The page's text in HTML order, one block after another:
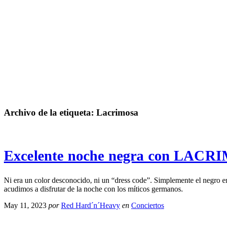
Archivo de la etiqueta: Lacrimosa
Excelente noche negra con
Ni era un color desconocido, ni un “dress code”. Simplemente el
acudimos a disfrutar de la noche con los míticos germanos.
May 11, 2023 por Red Hard´n´Heavy en Conciertos